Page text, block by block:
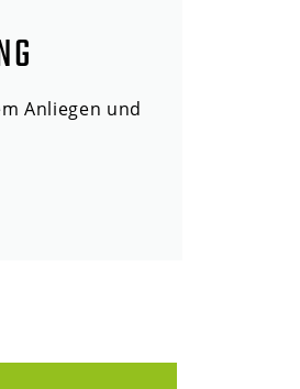
Anliegen und